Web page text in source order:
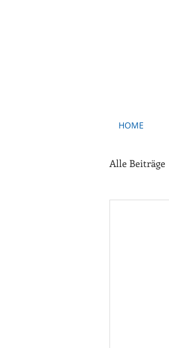
HOME
Alle Beiträge